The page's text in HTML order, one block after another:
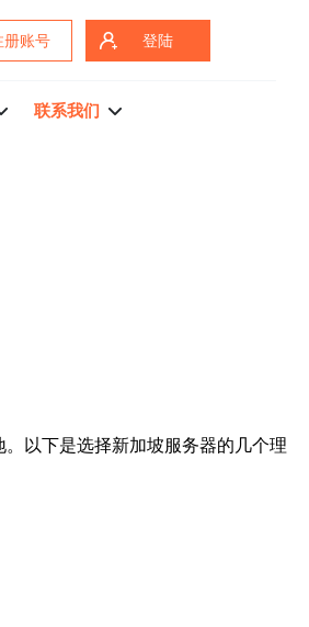
册账号 登陆
联系我们
以下是选择新加坡服务器的几个理